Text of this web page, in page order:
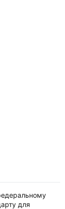
для